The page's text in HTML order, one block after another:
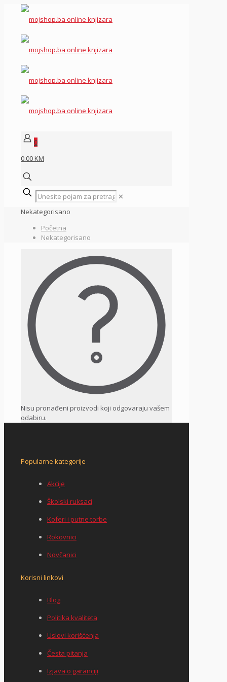
0
0.00 KM
✕
Nekategorisano
Početna
Nekategorisano
Nisu pronađeni proizvodi koji odgovaraju vašem
odabiru.
Popularne kategorije
Akcije
Školski ruksaci
Koferi i putne torbe
Rokovnici
Novčanici
Korisni linkovi
Blog
Politika kvaliteta
Uslovi korišćenja
Česta pitanja
Izjava o garanciji